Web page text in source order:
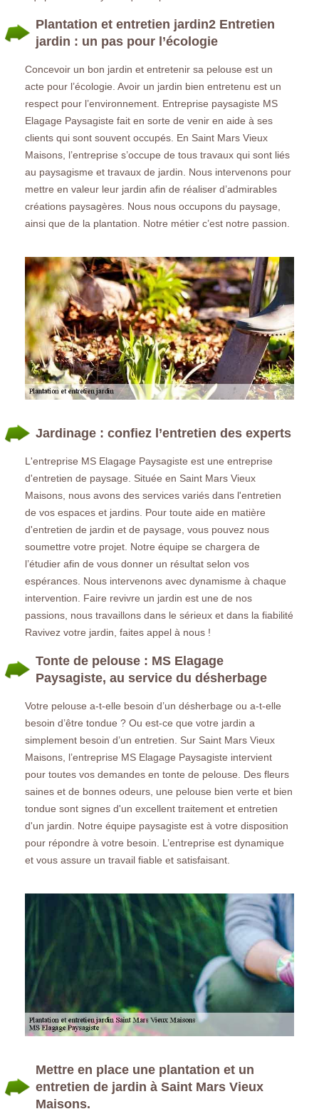
Plantation et entretien jardin2 Entretien
jardin : un pas pour l’écologie
Concevoir un bon jardin et entretenir sa pelouse est un
acte pour l’écologie. Avoir un jardin bien entretenu est un
respect pour l’environnement. Entreprise paysagiste MS
Elagage Paysagiste fait en sorte de venir en aide à ses
clients qui sont souvent occupés. En Saint Mars Vieux
Maisons, l’entreprise s’occupe de tous travaux qui sont liés
au paysagisme et travaux de jardin. Nous intervenons pour
mettre en valeur leur jardin afin de réaliser d’admirables
créations paysagères. Nous nous occupons du paysage,
ainsi que de la plantation. Notre métier c’est notre passion.
Jardinage : confiez l’entretien des experts
L'entreprise MS Elagage Paysagiste est une entreprise
d'entretien de paysage. Située en Saint Mars Vieux
Maisons, nous avons des services variés dans l'entretien
de vos espaces et jardins. Pour toute aide en matière
d'entretien de jardin et de paysage, vous pouvez nous
soumettre votre projet. Notre équipe se chargera de
l’étudier afin de vous donner un résultat selon vos
espérances. Nous intervenons avec dynamisme à chaque
intervention. Faire revivre un jardin est une de nos
passions, nous travaillons dans le sérieux et dans la fiabilité
Ravivez votre jardin, faites appel à nous !
Tonte de pelouse : MS Elagage
Paysagiste, au service du désherbage
Votre pelouse a-t-elle besoin d’un désherbage ou a-t-elle
besoin d’être tondue ? Ou est-ce que votre jardin a
simplement besoin d’un entretien. Sur Saint Mars Vieux
Maisons, l’entreprise MS Elagage Paysagiste intervient
pour toutes vos demandes en tonte de pelouse. Des fleurs
saines et de bonnes odeurs, une pelouse bien verte et bien
tondue sont signes d'un excellent traitement et entretien
d'un jardin. Notre équipe paysagiste est à votre disposition
pour répondre à votre besoin. L’entreprise est dynamique
et vous assure un travail fiable et satisfaisant.
Mettre en place une plantation et un
entretien de jardin à Saint Mars Vieux
Maisons.